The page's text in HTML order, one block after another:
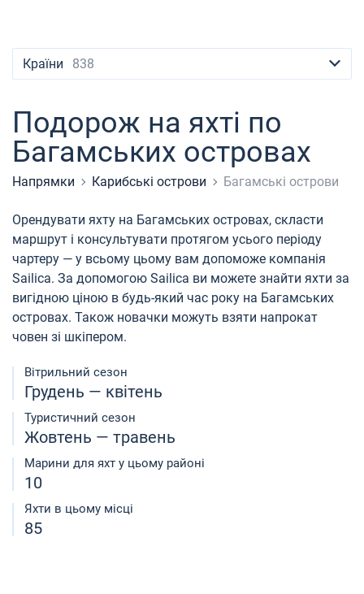
Мартініка
Лефкада
Регіон Мугла
Марина Корнаті
ACI Марина Дубровник
Марина Веруда
Hanse
Lagoon
Bali
Fountaine Pajot
Leopard
Bali Catspace
Bali 4.6
Bali 5.4
Astrea 42
Excess 11
Oceanis 40.1
Oceanis 51.1
Jeanneau 54
Sun Odyssey 440
Sun Odyssey 410
Dufour 46 GL
Балеарські острови
Неаполь
Фетхіє
Британські Віргінські острови
Сент-Люсія
booking@sailica.com
Країни 838
Подорож на яхті по
Багамських островах
Напрямки Карибські острови Багамські острови
Орендувати яхту на Багамських островах, скласти
маршрут і консультувати протягом усього періоду
чартеру — у всьому цьому вам допоможе компанія
Sailica. За допомогою Sailica ви можете знайти яхти за
вигідною ціною в будь-який час року на Багамських
островах. Також новачки можуть взяти напрокат
човен зі шкіпером.
Вітрильний сезон
Грудень — квітень
Туристичний сезон
Жовтень — травень
Марини для яхт у цьому районі
10
Яхти в цьому місці
85